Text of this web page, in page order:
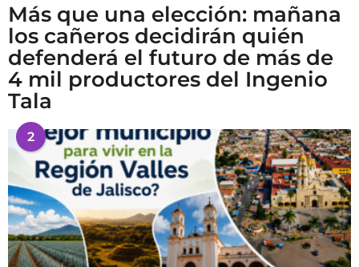
Más que una elección: mañana
los cañeros decidirán quién
defenderá el futuro de más de
4 mil productores del Ingenio
Tala
2